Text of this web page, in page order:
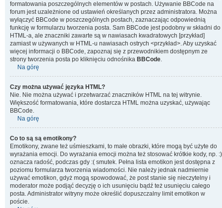
formatowania poszczególnych elementów w postach. Używanie BBCode na
forum jest uzależnione od ustawień określanych przez administratora. Można
wyłączyć BBCode w poszczególnych postach, zaznaczając odpowiednią
funkcję w formularzu tworzenia posta. Sam BBCode jest podobny w składni do
HTML-a, ale znaczniki zawarte są w nawiasach kwadratowych [przykład]
zamiast w używanych w HTML-u nawiasach ostrych <przykład>. Aby uzyskać
więcej informacji o BBCode, zapoznaj się z przewodnikiem dostępnym ze
strony tworzenia posta po kliknięciu odnośnika BBCode.
Na górę
Czy można używać języka HTML?
Nie. Nie można używać i przetwarzać znaczników HTML na tej witrynie.
Większość formatowania, które dostarcza HTML można uzyskać, używając
BBCode.
Na górę
Co to są są emotikony?
Emotikony, zwane też uśmieszkami, to małe obrazki, które mogą być użyte do
wyrażania emocji. Do wyrażania emocji można też stosować krótkie kody, np. :)
oznacza radość, podczas gdy :( smutek. Pełna lista emotikon jest dostępna z
poziomu formularza tworzenia wiadomości. Nie należy jednak nadmiernie
używać emotikon, gdyż mogą spowodować, że post stanie się nieczytelny i
moderator może podjąć decyzję o ich usunięciu bądź też usunięciu całego
posta. Administrator witryny może określić dopuszczalny limit emotikon w
poście.